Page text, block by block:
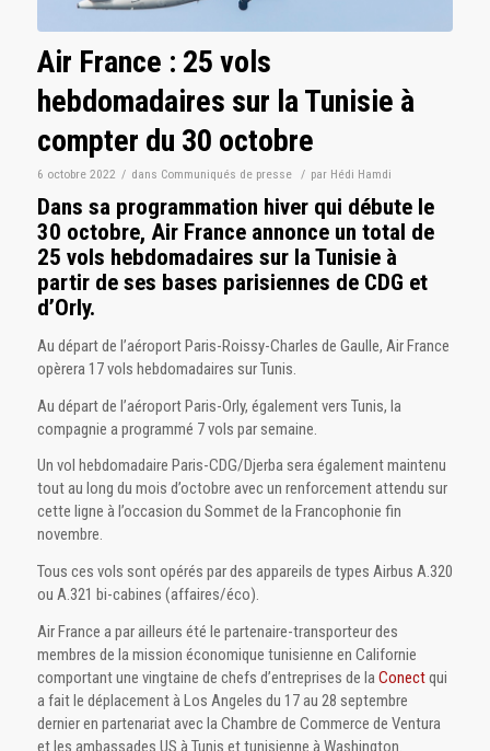
Air France : 25 vols
hebdomadaires sur la Tunisie à
compter du 30 octobre
6 octobre 2022 / dans Communiqués de presse / par Hédi Hamdi
Dans sa programmation hiver qui débute le
30 octobre, Air France annonce un total de
25 vols hebdomadaires sur la Tunisie à
partir de ses bases parisiennes de CDG et
d’Orly.
Au départ de l’aéroport Paris-Roissy-Charles de Gaulle, Air France
opèrera 17 vols hebdomadaires sur Tunis.
Au départ de l’aéroport Paris-Orly, également vers Tunis, la
compagnie a programmé 7 vols par semaine.
Un vol hebdomadaire Paris-CDG/Djerba sera également maintenu
tout au long du mois d’octobre avec un renforcement attendu sur
cette ligne à l’occasion du Sommet de la Francophonie fin
novembre.
Tous ces vols sont opérés par des appareils de types Airbus A.320
ou A.321 bi-cabines (affaires/éco).
Air France a par ailleurs été le partenaire-transporteur des
membres de la mission économique tunisienne en Californie
comportant une vingtaine de chefs d’entreprises de laConectqui
a fait le déplacement à Los Angeles du 17 au 28 septembre
dernier en partenariat avec la Chambre de Commerce de Ventura
et les ambassades US à Tunis et tunisienne à Washington.